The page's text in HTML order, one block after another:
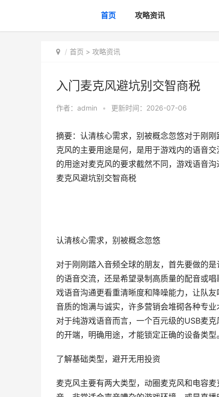
首页 攻略资讯
首页 > 攻略资讯
入门麦克风避坑别交智商税
作者： admin • 更新时间：2026-07-06
摘要：认清核心需求，别被概念忽悠对于刚
克风的主要用途是何，是用于游戏内的语音
的用途对麦克风的要求截然不同，游戏语音
麦克风避坑别交智商税
认清核心需求，别被概念忽悠
对于刚刚踏入音频全球的朋友，首先要做的
的语音交流，还是希望录制高质量的配音或
戏语音沟通更看重清晰度和降噪能力，让队
音质的饱满与诚实，许多营销会堆砌各种专
对于纯游戏语音而言，一个百元级的USB麦
的开端，明确用途，才能锁定正确的设备类型
了解基础类型，避开无用投资
麦克风主要有两大类型，动圈麦克风和电容